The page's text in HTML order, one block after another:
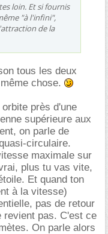
loin. Et si fournis
"à l'infini",
de la
tous les deux
chose.
près d'une
supérieure aux
on parle de
circulaire.
maximale sur
plus tu vas vite,
Et quand ton
à la vitesse)
pas de retour
revient pas. C'est ce
On parle alors